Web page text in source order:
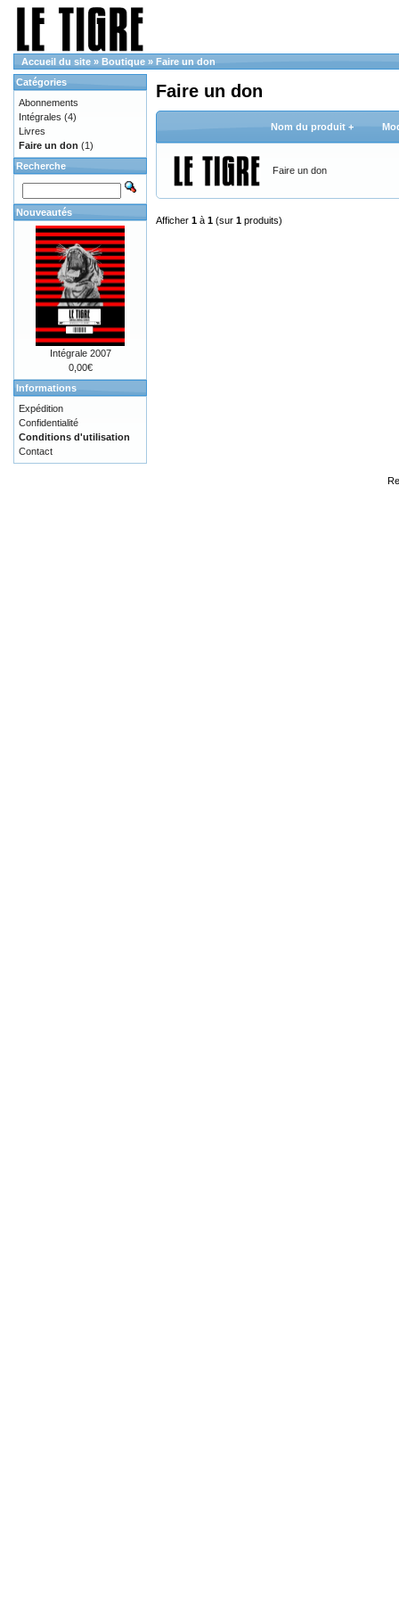
Accueil du site » Boutique » Faire un don
Faire un don
Nom du produit +
Faire un don
Afficher 1 à 1 (sur 1 produits)
Catégories
Abonnements
Intégrales (4)
Livres
Faire un don (1)
Recherche
Nouveautés
Intégrale 2007
0,00€
Informations
Expédition
Confidentialité
Conditions d'utilisation
Contact